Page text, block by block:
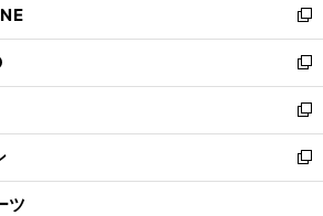
く
で
開
く
ド
ウ
で
開
く
ィ
ン
ド
ウ
で
開
く
い
ウ
ィ
ン
ド
ウ
で
開
新
し
い
ウ
ィ
ン
ド
ウ
新
し
い
ウ
ィ
ン
新
し
い
ウ
新
し
ツ